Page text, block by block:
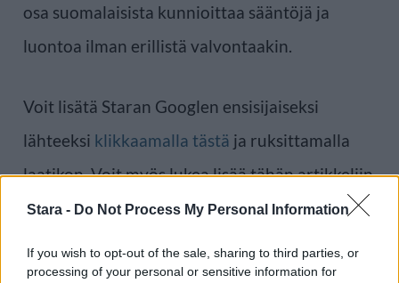
Stara - Do Not Process My Personal Information
If you wish to opt-out of the sale, sharing to third parties, or
processing of your personal or sensitive information for
osa suomalaisista kunnioittaa sääntöjä ja
luontoa ilman erillistä valvontaakin.
Voit lisätä Staran Googlen ensisijaiseksi
lähteeksi klikkaamalla tästä ja ruksittamalla
laatikon. Voit myös lukea lisää tähän artikkeliin
liittyvistä teemoista ja aiheista, kutenkalastus,
aihealueestaUutiset-osioistamme.